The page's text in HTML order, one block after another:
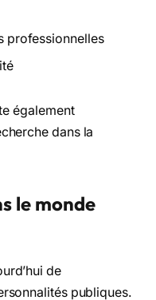
professionnelles
également
dans la
le monde
de
publiques.